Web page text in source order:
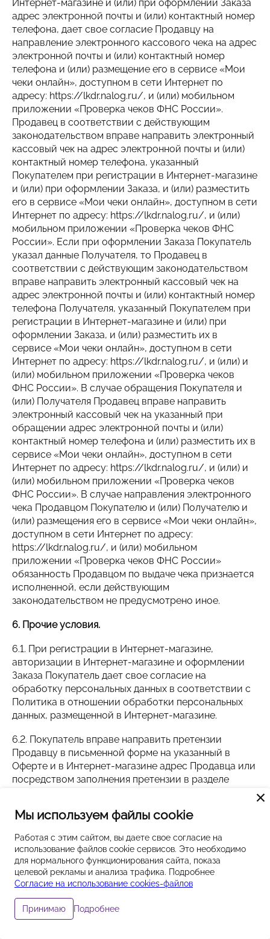
Интернет-магазине и (или) при оформлении Заказа
адрес электронной почты и (или) контактный номер
телефона, дает свое согласие Продавцу на
направление электронного кассового чека на адрес
электронной почты и (или) контактный номер
телефона и (или) размещение его в сервисе «Мои
чеки онлайн», доступном в сети Интернет по
адресу: https://lkdr.nalog.ru/, и (или) мобильном
приложении «Проверка чеков ФНС России».
Продавец в соответствии с действующим
законодательством вправе направить электронный
кассовый чек на адрес электронной почты и (или)
контактный номер телефона, указанный
Покупателем при регистрации в Интернет-магазине
и (или) при оформлении Заказа, и (или) разместить
его в сервисе «Мои чеки онлайн», доступном в сети
Интернет по адресу: https://lkdr.nalog.ru/, и (или)
мобильном приложении «Проверка чеков ФНС
России». Если при оформлении Заказа Покупатель
указал данные Получателя, то Продавец в
соответствии с действующим законодательством
вправе направить электронный кассовый чек на
адрес электронной почты и (или) контактный номер
телефона Получателя, указанный Покупателем при
регистрации в Интернет-магазине и (или) при
оформлении Заказа, и (или) разместить их в
сервисе «Мои чеки онлайн», доступном в сети
Интернет по адресу: https://lkdr.nalog.ru/, и (или) и
(или) мобильном приложении «Проверка чеков
ФНС России». В случае обращения Покупателя и
(или) Получателя Продавец вправе направить
электронный кассовый чек на указанный при
обращении адрес электронной почты и (или)
контактный номер телефона и (или) разместить их в
сервисе «Мои чеки онлайн», доступном в сети
Интернет по адресу: https://lkdr.nalog.ru/, и (или) и
(или) мобильном приложении «Проверка чеков
ФНС России». В случае направления электронного
чека Продавцом Покупателю и (или) Получателю и
(или) размещения его в сервисе «Мои чеки онлайн»,
доступном в сети Интернет по адресу:
https://lkdr.nalog.ru/, и (или) мобильном
приложении «Проверка чеков ФНС России»
обязанность Продавцом по выдаче чека признается
исполненной, если действующим
законодательством не предусмотрено иное.
6. Прочие условия.
6.1. При регистрации в Интернет-магазине,
авторизации в Интернет-магазине и оформлении
Заказа Покупатель дает свое согласие на
обработку персональных данных в соответствии с
Политика в отношении обработки персональных
данных, размещенной в Интернет-магазине.
6.2. Покупатель вправе направить претензии
Продавцу в письменной форме на указанный в
Оферте и в Интернет-магазине адрес Продавца или
посредством заполнения претензии в разделе
Мы используем файлы cookie
Работая с этим сайтом, вы даете свое согласие на
использование файлов cookie сервисов. Это необходимо
для нормального функционирования сайта, показа
целевой рекламы и анализа трафика. Подробнее
Согласие на использование cookies-файлов
Принимаю Подробнее
Пользовательское соглашение
Договор оферты
Остались вопросы?
Оставьте заявку и наш менеджер